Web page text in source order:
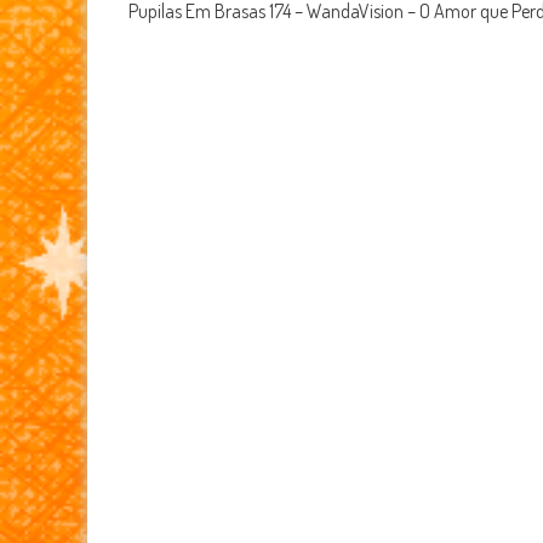
navigation
Pupilas Em Brasas 174 – WandaVision – O Amor que